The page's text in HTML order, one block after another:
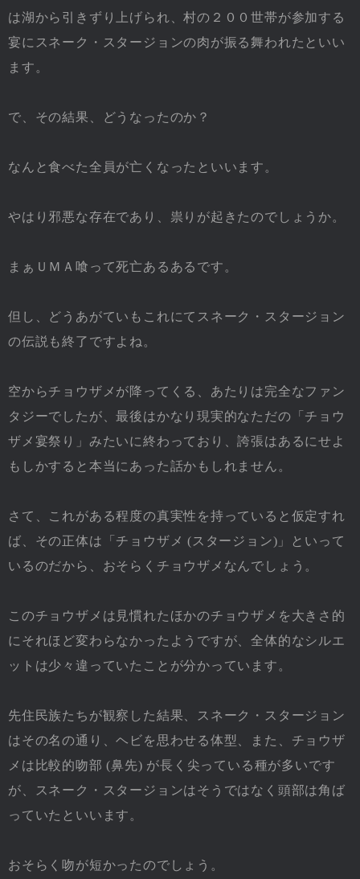
は湖から引きずり上げられ、村の２００世帯が参加する
宴にスネーク・スタージョンの肉が振る舞われたといい
ます。
で、その結果、どうなったのか？
なんと食べた全員が亡くなったといいます。
やはり邪悪な存在であり、祟りが起きたのでしょうか。
まぁＵＭＡ喰って死亡あるあるです。
但し、どうあがていもこれにてスネーク・スタージョン
の伝説も終了ですよね。
空からチョウザメが降ってくる、あたりは完全なファン
タジーでしたが、最後はかなり現実的なただの「チョウ
ザメ宴祭り」みたいに終わっており、誇張はあるにせよ
もしかすると本当にあった話かもしれません。
さて、これがある程度の真実性を持っていると仮定すれ
ば、その正体は「チョウザメ (スタージョン)」といって
いるのだから、おそらくチョウザメなんでしょう。
このチョウザメは見慣れたほかのチョウザメを大きさ的
にそれほど変わらなかったようですが、全体的なシルエ
ットは少々違っていたことが分かっています。
先住民族たちが観察した結果、スネーク・スタージョン
はその名の通り、ヘビを思わせる体型、また、チョウザ
メは比較的吻部 (鼻先) が長く尖っている種が多いです
が、スネーク・スタージョンはそうではなく頭部は角ば
っていたといいます。
おそらく吻が短かったのでしょう。